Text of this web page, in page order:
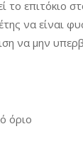
το επιτόκιο
να είναι
να μην
όριο